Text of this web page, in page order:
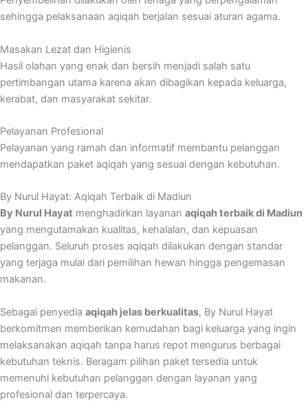
sehingga pelaksanaan aqiqah berjalan sesuai aturan agama.
Masakan Lezat dan Higienis
Hasil olahan yang enak dan bersih menjadi salah satu
pertimbangan utama karena akan dibagikan kepada keluarga,
kerabat, dan masyarakat sekitar.
Pelayanan Profesional
Pelayanan yang ramah dan informatif membantu pelanggan
mendapatkan paket aqiqah yang sesuai dengan kebutuhan.
By Nurul Hayat: Aqiqah Terbaik di Madiun
By Nurul Hayat menghadirkan layanan aqiqah terbaik di Madiun
yang mengutamakan kualitas, kehalalan, dan kepuasan
pelanggan. Seluruh proses aqiqah dilakukan dengan standar
yang terjaga mulai dari pemilihan hewan hingga pengemasan
makanan.
Sebagai penyedia aqiqah jelas berkualitas, By Nurul Hayat
berkomitmen memberikan kemudahan bagi keluarga yang ingin
melaksanakan aqiqah tanpa harus repot mengurus berbagai
kebutuhan teknis. Beragam pilihan paket tersedia untuk
memenuhi kebutuhan pelanggan dengan layanan yang
profesional dan terpercaya.